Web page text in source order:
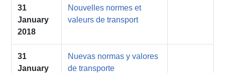
31
January
2018
Nouvelles normes et
valeurs de transport
31
January
Nuevas normas y valores
de transporte